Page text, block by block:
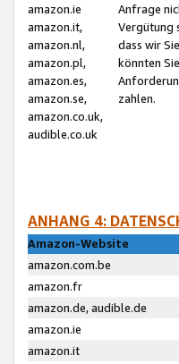
amazon.ie
amazon.it,
amazon.nl,
amazon.pl,
amazon.es,
amazon.se,
amazon.co.uk,
audible.co.uk
Anfrage
Vergütung
dass wir
könnten
zahlen.
ANHANG 4:
Amazon-Website
amazon.com.be
amazon.fr
amazon.de, audible.de
amazon.ie
amazon.it